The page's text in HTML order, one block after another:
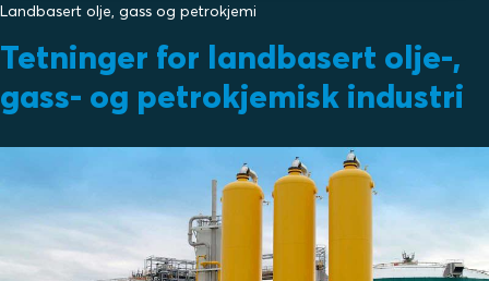
Landbasert olje, gass og petrokjemi
Tetninger for landbasert olje-,
gass- og petrokjemisk industri